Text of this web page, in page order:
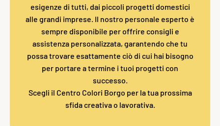
esigenze di tutti, dai piccoli progetti domestici
alle grandi imprese. Il nostro personale esperto è
sempre disponibile per offrire consigli e
assistenza personalizzata, garantendo che tu
possa trovare esattamente ciò di cui hai bisogno
per portare a termine i tuoi progetti con
successo.
Scegli il Centro Colori Borgo per la tua prossima
sfida creativa o lavorativa.